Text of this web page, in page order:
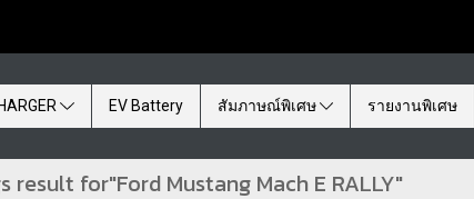
EV Battery สัมภาษณ์พิเศษ รายงานพิเศษ
result for"Ford Mustang Mach E RALLY"